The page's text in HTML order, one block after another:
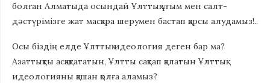
болған Алматыда осындай Ұлттық ұғым мен салт-
дәстүрімізге жат масқара шерумен бастап қарсы алудамыз!..
Осы біздің елде Ұлттық идеология деген бар ма?
Азаттықты асқақтататын, Ұлтты сақтап қалатын Ұлттық
идеологияны қашан қолға аламыз?